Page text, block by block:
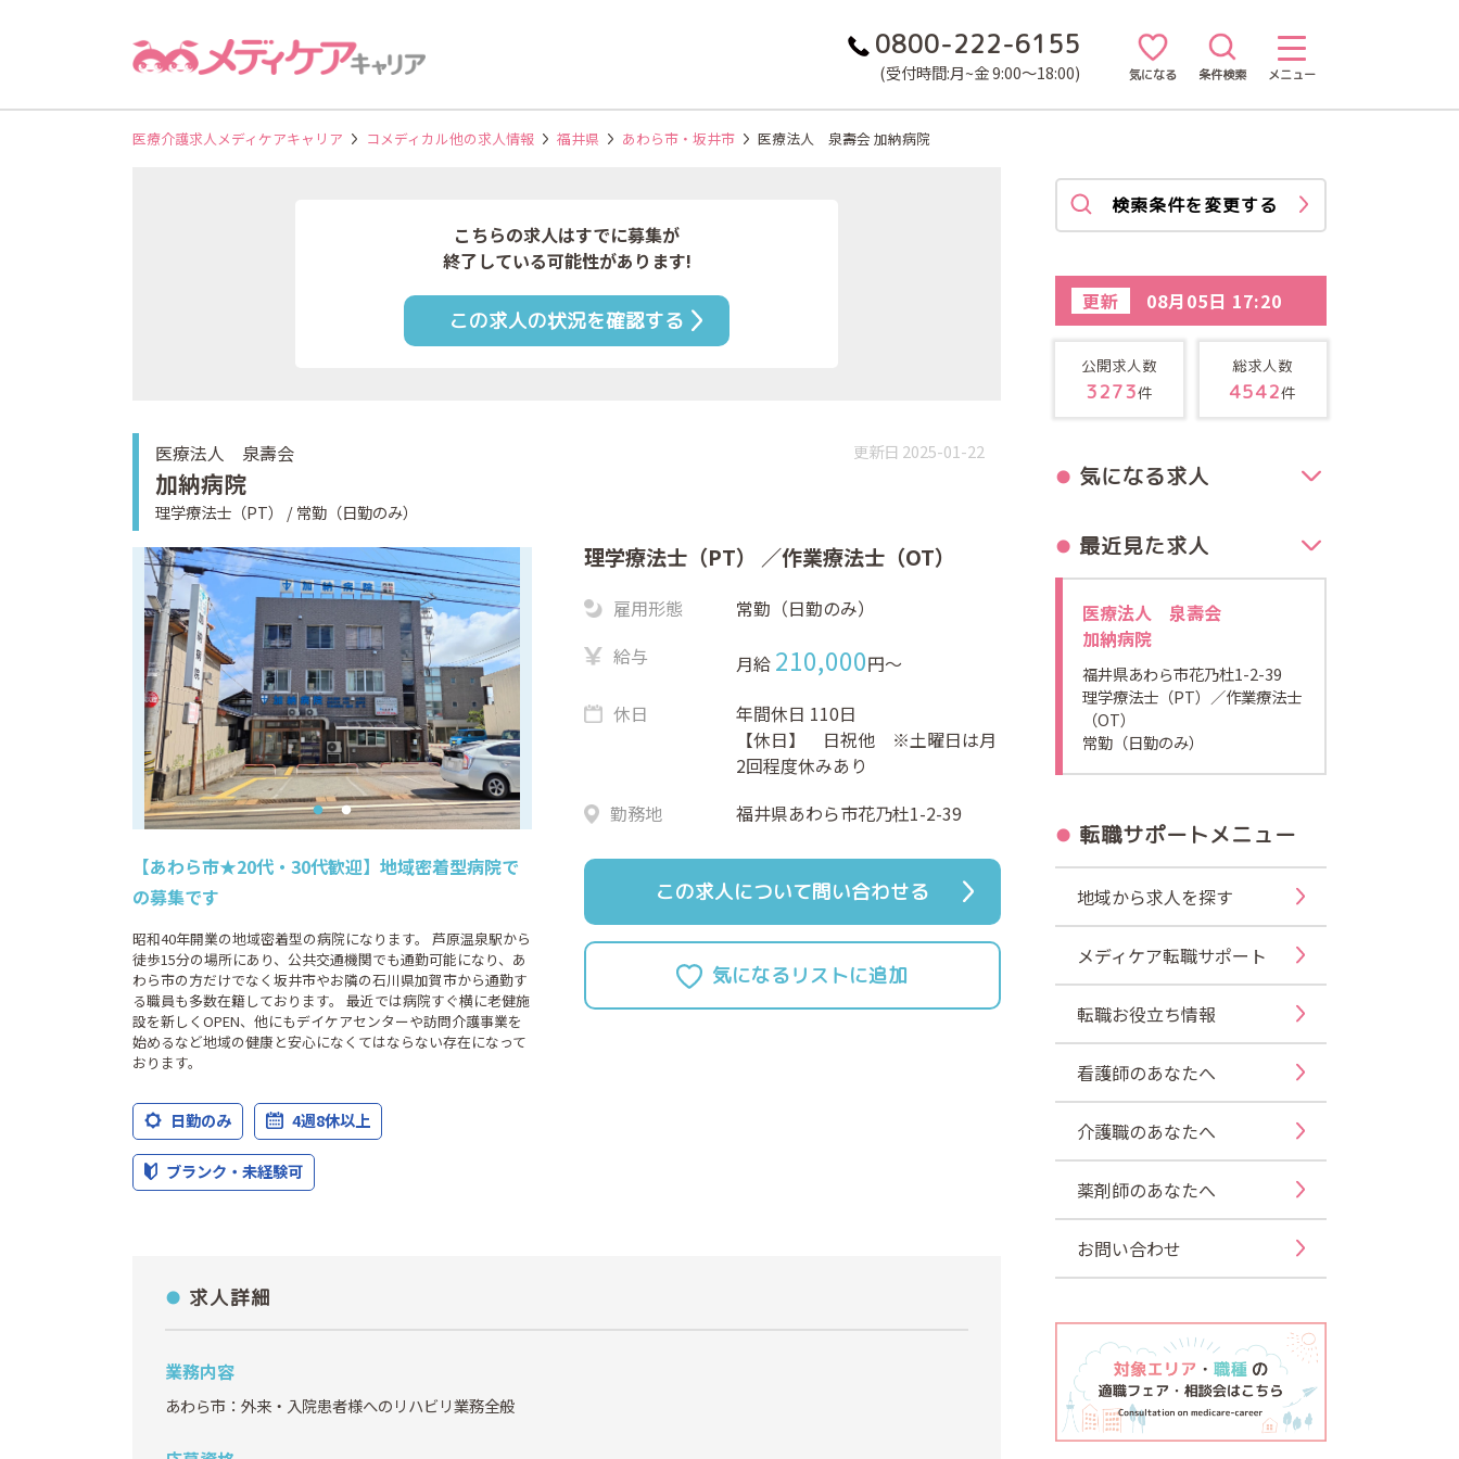
0800-222-6155
(受付時間:月~金 9:00～18:00) 気になる 条件検索 メニュー
医療介護求人メディケアキャリア コメディカル他の求人情報 福井県 あわら市・坂井市 医療法人 泉壽会 加納病院
こちらの求人はすでに募集が
終了している可能性があります!
この求人の状況を確認する
医療法人 泉壽会
加納病院
理学療法士（PT） / 常勤（日勤のみ）
更新日 2025-01-22
【あわら市★20代・30代歓迎】地域密着型病院で
の募集です
昭和40年開業の地域密着型の病院になります。 芦原温泉駅から
徒歩15分の場所にあり、公共交通機関でも通勤可能になり、あ
わら市の方だけでなく坂井市やお隣の石川県加賀市から通勤す
る職員も多数在籍しております。 最近では病院すぐ横に老健施
設を新しくOPEN、他にもデイケアセンターや訪問介護事業を
始めるなど地域の健康と安心になくてはならない存在になって
おります。
日勤のみ 4週8休以上
ブランク・未経験可
理学療法士（PT） ／作業療法士（OT）
雇用形態
常勤（日勤のみ）
給与
月給 210,000円〜
休日
年間休日 110日
【休日】 日祝他 ※土曜日は月
2回程度休みあり
勤務地
福井県あわら市花乃杜1-2-39
この求人について問い合わせる
求人詳細
業務内容
あわら市：外来・入院患者様へのリハビリ業務全般
検索条件を変更する
更新 08月05日 17:20
公開求人数
3273件
総求人数
4542件
気になる求人
最近見た求人
医療法人 泉壽会
加納病院
福井県あわら市花乃杜1-2-39
理学療法士（PT） ／作業療法士
（OT）
常勤（日勤のみ）
転職サポートメニュー
地域から求人を探す
メディケア転職サポート
転職お役立ち情報
看護師のあなたへ
介護職のあなたへ
薬剤師のあなたへ
お問い合わせ